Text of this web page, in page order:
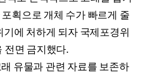
획으로 개체 수가 빠르게 줄
에 처하게 되자 국제포경위
전면 금지했다.
유물과 관련 자료를 보존하